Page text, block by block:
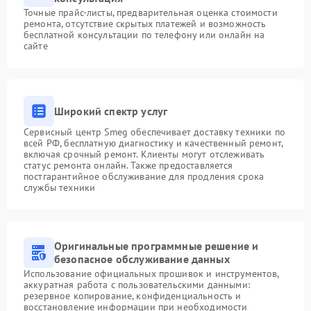
Точные прайс-листы, предварительная оценка стоимости
ремонта, отсутствие скрытых платежей и возможность
бесплатной консультации по телефону или онлайн на
сайте
Широкий спектр услуг
Сервисный центр Smeg обеспечивает доставку техники по
всей РФ, бесплатную диагностику и качественный ремонт,
включая срочный ремонт. Клиенты могут отслеживать
статус ремонта онлайн. Также предоставляется
постгарантийное обслуживание для продления срока
службы техники
Оригинальные программные решение и
безопасное обслуживание данных
Использование официальных прошивок и инструментов,
аккуратная работа с пользовательскими данными:
резервное копирование, конфиденциальность и
восстановление информации при необходимости